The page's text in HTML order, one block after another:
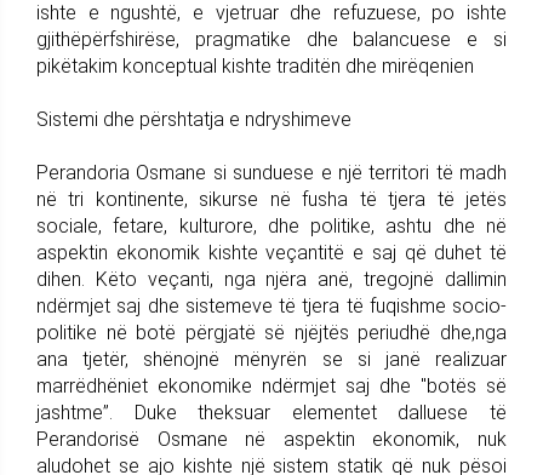
ishte e ngushtë, e vjetruar dhe refuzuese, po ishte
gjithëpërfshirëse, pragmatike dhe balancuese e si
pikëtakim konceptual kishte traditën dhe mirëqenien
Sistemi dhe përshtatja e ndryshimeve
Perandoria Osmane si sunduese e një territori të madh
në tri kontinente, sikurse në fusha të tjera të jetës
sociale, fetare, kulturore, dhe politike, ashtu dhe në
aspektin ekonomik kishte veçantitë e saj që duhet të
dihen. Këto veçanti, nga njëra anë, tregojnë dallimin
ndërmjet saj dhe sistemeve të tjera të fuqishme socio-
politike në botë përgjatë së njëjtës periudhë dhe,nga
ana tjetër, shënojnë mënyrën se si janë realizuar
marrëdhëniet ekonomike ndërmjet saj dhe "botës së
jashtme”. Duke theksuar elementet dalluese të
Perandorisë Osmane në aspektin ekonomik, nuk
aludohet se ajo kishte një sistem statik që nuk pësoi